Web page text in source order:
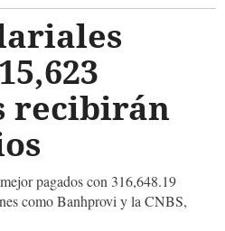
recibirán
pagados con 316,648.19
como Banhprovi y la CNBS,